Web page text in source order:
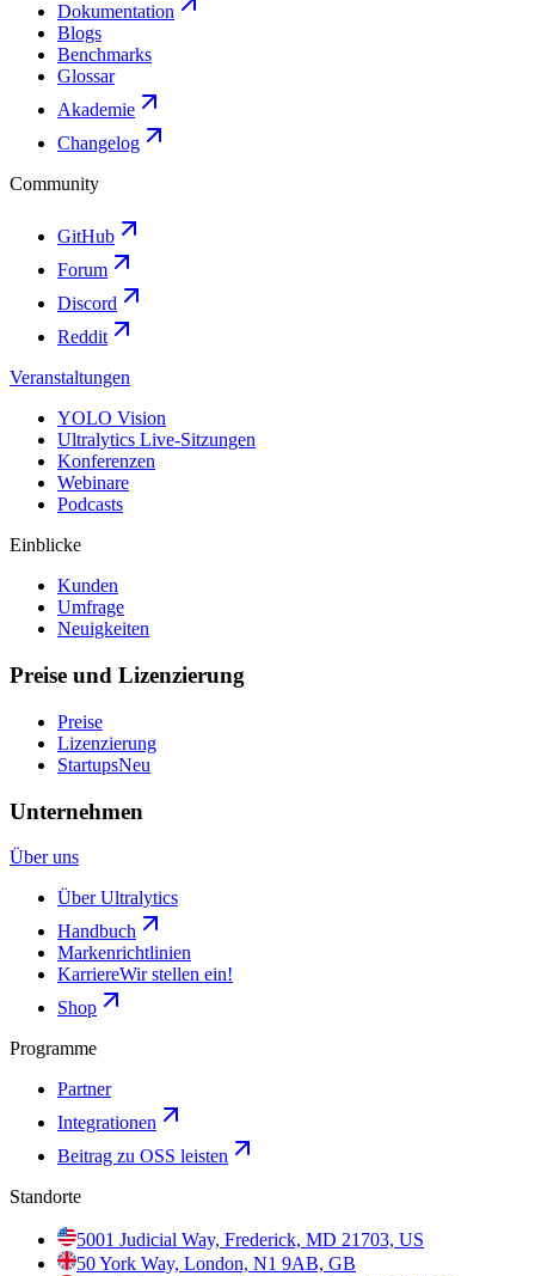
Dokumentation
Blogs
Benchmarks
Glossar
Akademie
Changelog
Community
GitHub
Forum
Discord
Reddit
Veranstaltungen
YOLO Vision
Ultralytics Live-Sitzungen
Konferenzen
Webinare
Podcasts
Einblicke
Kunden
Umfrage
Neuigkeiten
Preise und Lizenzierung
Preise
Lizenzierung
StartupsNeu
Unternehmen
Über uns
Über Ultralytics
Handbuch
Markenrichtlinien
KarriereWir stellen ein!
Shop
Programme
Partner
Integrationen
Beitrag zu OSS leisten
Standorte
5001 Judicial Way, Frederick, MD 21703, US
50 York Way, London, N1 9AB, GB